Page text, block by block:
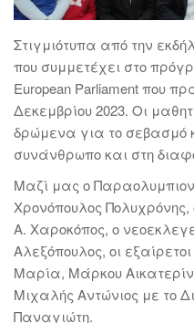
Στιγμιότυπα από την
που συμμετέχει στο
European Parliament που
Δεκεμβρίου 2023. Οι
δρώμενα για το σεβασμό
συνάνθρωπο και στη
Μαζί μας ο
Χρονόπουλος
Α. Χαροκόπος, ο
Αλεξόπουλος, οι
Μαρία, Μάρκου
Μιχαλής Αντώνιος με το
Παναγιώτη.